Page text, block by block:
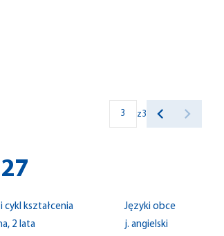
z3
cykl kształcenia
Języki obce
2 lata
j. angielski